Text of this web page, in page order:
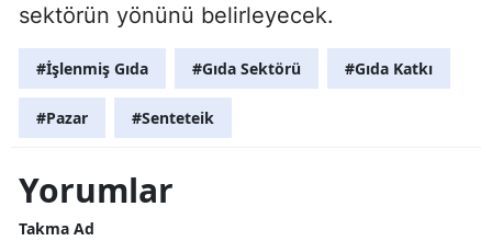
sektörün yönünü belirleyecek.
#İşlenmiş Gıda #Gıda Sektörü #Gıda Katkı
#Pazar #Senteteik
Yorumlar
Takma Ad